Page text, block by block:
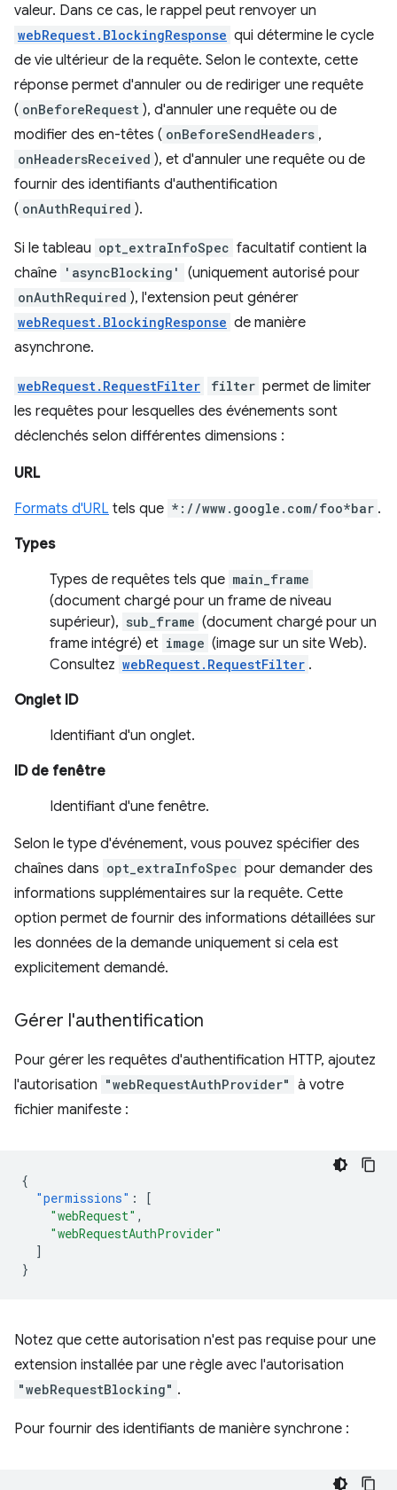
valeur. Dans ce cas, le rappel peut renvoyer un
webRequest.BlockingResponse qui détermine le cycle
de vie ultérieur de la requête. Selon le contexte, cette
réponse permet d'annuler ou de rediriger une requête
( onBeforeRequest ), d'annuler une requête ou de
modifier des en-têtes ( onBeforeSendHeaders ,
onHeadersReceived ), et d'annuler une requête ou de
fournir des identifiants d'authentification
( onAuthRequired ).
Si le tableau opt_extraInfoSpec facultatif contient la
chaîne 'asyncBlocking' (uniquement autorisé pour
onAuthRequired ), l'extension peut générer
webRequest.BlockingResponse de manière
asynchrone.
webRequest.RequestFilter filter permet de limiter
les requêtes pour lesquelles des événements sont
déclenchés selon différentes dimensions :
URL
Formats d'URL tels que *://www.google.com/foo*bar .
Types
Types de requêtes tels que main_frame
(document chargé pour un frame de niveau
supérieur), sub_frame (document chargé pour un
frame intégré) et image (image sur un site Web).
Consultez webRequest.RequestFilter .
Onglet ID
Identifiant d'un onglet.
ID de fenêtre
Identifiant d'une fenêtre.
Selon le type d'événement, vous pouvez spécifier des
chaînes dans opt_extraInfoSpec pour demander des
informations supplémentaires sur la requête. Cette
option permet de fournir des informations détaillées sur
les données de la demande uniquement si cela est
explicitement demandé.
Gérer l'authentification
Pour gérer les requêtes d'authentification HTTP, ajoutez
l'autorisation "webRequestAuthProvider" à votre
fichier manifeste :
{
"permissions" :
[
"webRequest" ,
"webRequestAuthProvider"
]
}
Notez que cette autorisation n'est pas requise pour une
extension installée par une règle avec l'autorisation
"webRequestBlocking" .
Pour fournir des identifiants de manière synchrone :